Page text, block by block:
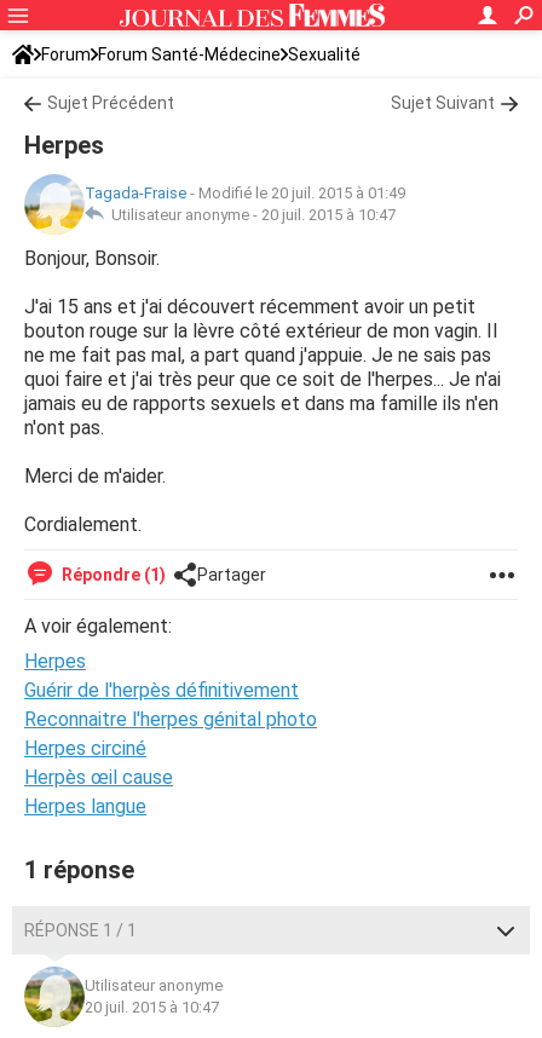
Forum Forum Santé-Médecine Sexualité
Sujet Précédent Sujet Suivant
Herpes
Tagada-Fraise - Modifié le 20 juil. 2015 à 01:49
Utilisateur anonyme - 20 juil. 2015 à 10:47
Bonjour, Bonsoir.
J'ai 15 ans et j'ai découvert récemment avoir un petit
bouton rouge sur la lèvre côté extérieur de mon vagin. Il
ne me fait pas mal, a part quand j'appuie. Je ne sais pas
quoi faire et j'ai très peur que ce soit de l'herpes... Je n'ai
jamais eu de rapports sexuels et dans ma famille ils n'en
n'ont pas.
Merci de m'aider.
Cordialement.
Répondre (1) Partager
A voir également:
Herpes
Guérir de l'herpès définitivement
Reconnaitre l'herpes génital photo
Herpes circiné
Herpès œil cause
Herpes langue
1 réponse
RÉPONSE 1 / 1
Utilisateur anonyme
20 juil. 2015 à 10:47